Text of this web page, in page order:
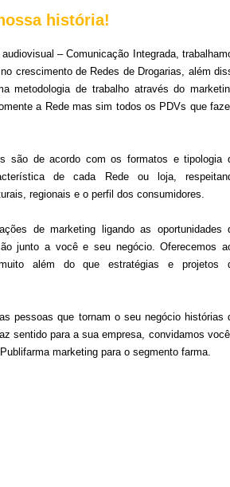
história!
– Comunicação Integrada,
crescimento de Redes de Drogarias, além
metodologia de trabalho através do
a Rede mas sim todos os PDVs que
são de acordo com os formatos e tipologia
de cada Rede ou loja,
regionais e o perfil dos consumidores.
de marketing ligando as oportunidades
junto a você e seu negócio. Oferecemos
além do que estratégias e projetos
pessoas que tornam o seu negócio histórias
sentido para a sua empresa, convidamos
marketing para o segmento farma.